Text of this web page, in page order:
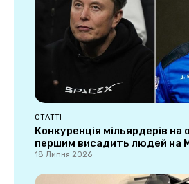
СТАТТІ
Конкуренція мільярдерів на
першим висадить людей на
18 Липня 2026